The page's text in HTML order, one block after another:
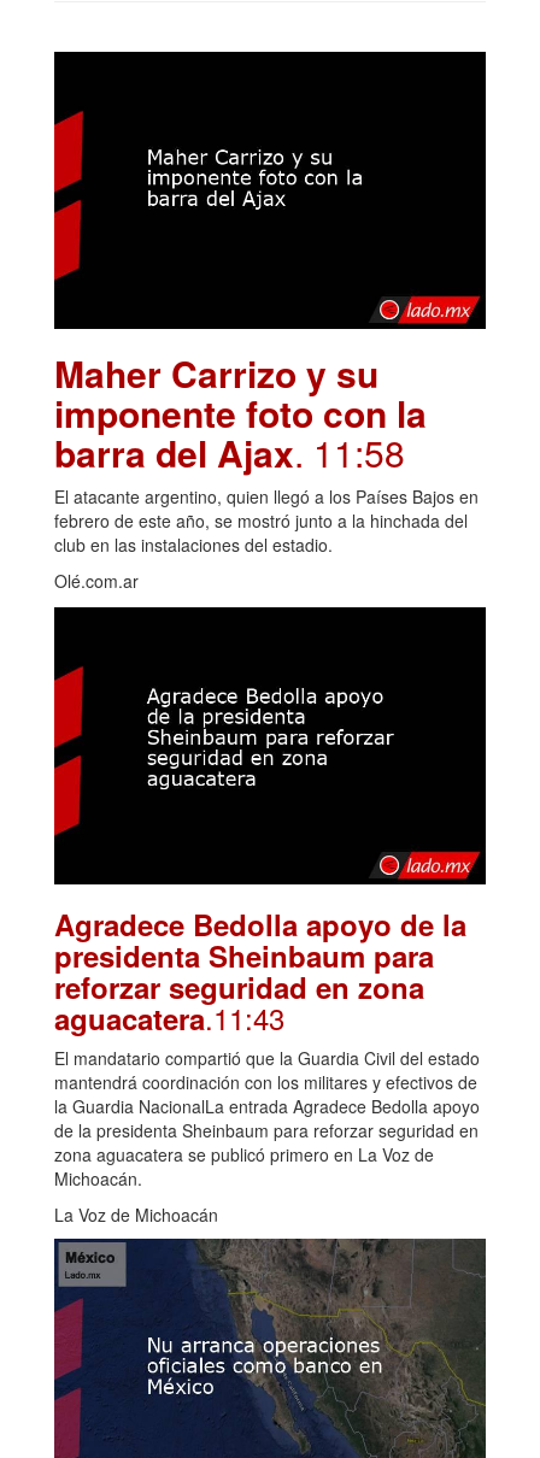
Maher Carrizo y su
imponente foto con la
barra del Ajax. 11:58
El atacante argentino, quien llegó a los Países Bajos en
febrero de este año, se mostró junto a la hinchada del
club en las instalaciones del estadio.
Olé.com.ar
Agradece Bedolla apoyo de la
presidenta Sheinbaum para
reforzar seguridad en zona
aguacatera.11:43
El mandatario compartió que la Guardia Civil del estado
mantendrá coordinación con los militares y efectivos de
la Guardia NacionalLa entrada Agradece Bedolla apoyo
de la presidenta Sheinbaum para reforzar seguridad en
zona aguacatera se publicó primero en La Voz de
Michoacán.
La Voz de Michoacán